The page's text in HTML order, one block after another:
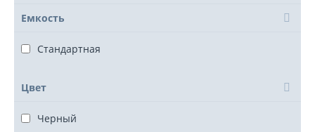
Емкость
Стандартная
Цвет
Черный